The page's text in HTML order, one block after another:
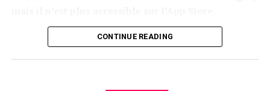
Retour de TikTok : Une Absence
Persistante sur l’App Store
CONTINUE READING